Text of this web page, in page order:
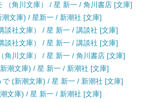
（角川文庫） / 星 新一 / 角川書店 [文庫]
文庫) / 星新一 / 新潮社 [文庫]
談社文庫） / 星 新一 / 講談社 [文庫]
談社文庫） / 星 新一 / 講談社 [文庫]
角川文庫） / 星 新一 / 角川書店 [文庫]
潮文庫) / 星 新一 / 新潮社 [文庫]
で (新潮文庫) / 星 新一 / 新潮社 [文庫]
文庫) / 星 新一 / 新潮社 [文庫]